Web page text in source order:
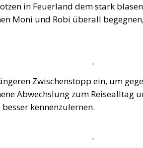
in Feuerland dem stark
Moni und Robi überall
Zwischenstopp ein, um
Abwechslung zum Reisealltag
kennenzulernen.